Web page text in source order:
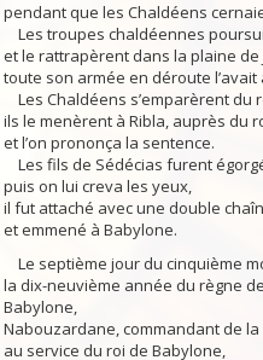
pendant que les Chaldéens
Les troupes chaldéennes
et le rattrapèrent dans la plaine de
toute son armée en déroute
Les Chaldéens s’emparèrent du
ils le menèrent à Ribla, auprès du
et l’on prononça la sentence.
Les fils de Sédécias furent
puis on lui creva les yeux,
il fut attaché avec une double
et emmené à Babylone.
Le septième jour du cinquième
la dix-neuvième année du règne
Babylone,
Nabouzardane, commandant de la
au service du roi de Babylone,